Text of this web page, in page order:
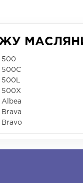
500
500C
500X
Albea
Bravo